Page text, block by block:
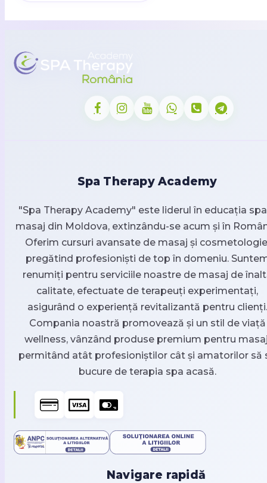
Spa Therapy Academy
"Spa Therapy Academy" este liderul în educația
masaj din Moldova, extinzându-se acum și în
Oferim cursuri avansate de masaj și
pregătind profesioniști de top în domeniu.
renumiți pentru serviciile noastre de masaj de
calitate, efectuate de terapeuți experimentați,
asigurând o experiență revitalizantă pentru clienți.
Compania noastră promovează și un stil de viață
wellness, vânzând produse premium pentru
permitând atât profesioniștilor cât și amatorilor să
bucure de terapia spa acasă.
Navigare rapidă